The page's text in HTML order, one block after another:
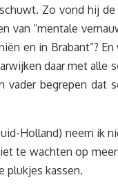
Zo vond hij
“mentale
en in Brabant”?
daar met
begrepen
Holland) neem ik
te wachten op
plukjes kassen.